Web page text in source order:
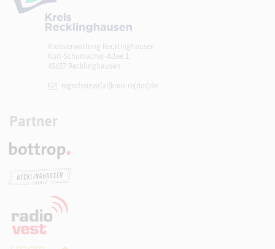
Kreisverwaltung Recklinghausen
Kurt-Schumacher-Allee 1
45657 Recklinghausen
regiofreizeit[at]​kreis-re(dot)de
Partner